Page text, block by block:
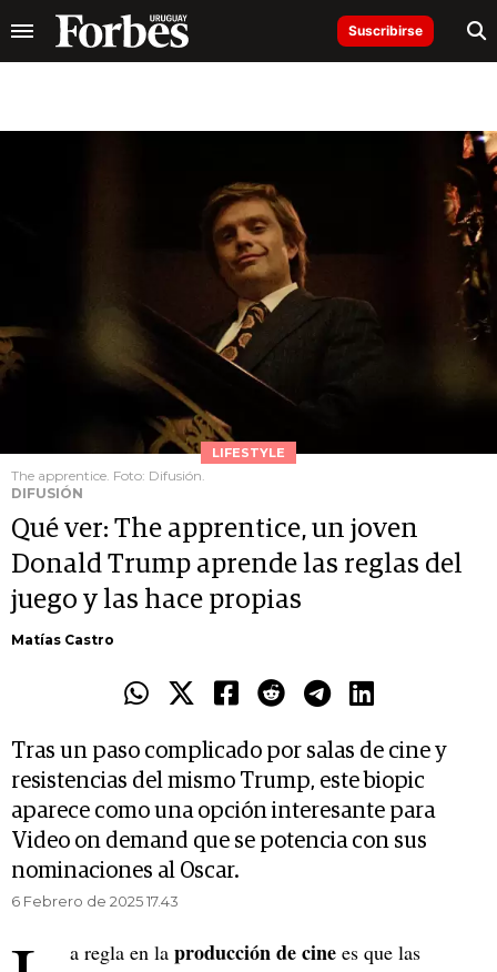
Suscribirse
LIFESTYLE
The apprentice. Foto: Difusión.
DIFUSIÓN
Qué ver: The apprentice, un joven
Donald Trump aprende las reglas del
juego y las hace propias
Matías Castro
Tras un paso complicado por salas de cine y
resistencias del mismo Trump, este biopic
aparece como una opción interesante para
Video on demand que se potencia con sus
nominaciones al Oscar.
6 Febrero de 2025 17.43
a regla en la producción de cine es que las